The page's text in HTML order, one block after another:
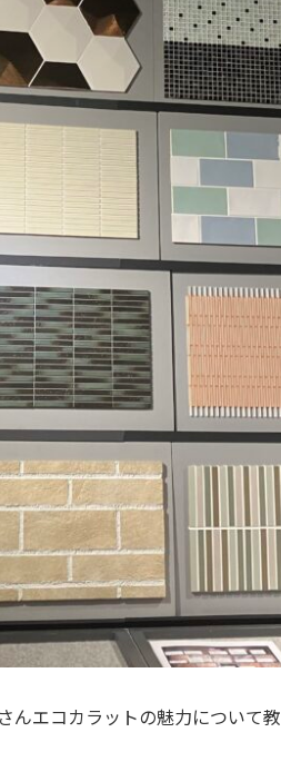
エコカラットの魅力について